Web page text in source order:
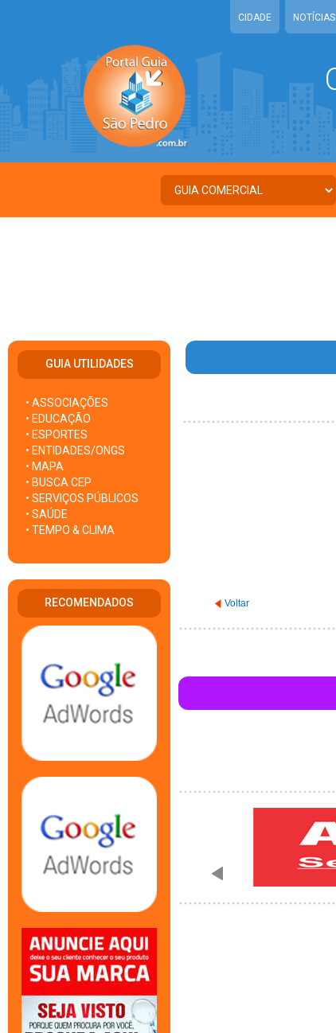
CIDADE NOTÍCIAS
GUIA UTILIDADES
• ASSOCIAÇÕES
• EDUCAÇÃO
• ESPORTES
• ENTIDADES/ONGS
• MAPA
• BUSCA CEP
• SERVIÇOS PÚBLICOS
• SAÚDE
• TEMPO & CLIMA
RECOMENDADOS Voltar